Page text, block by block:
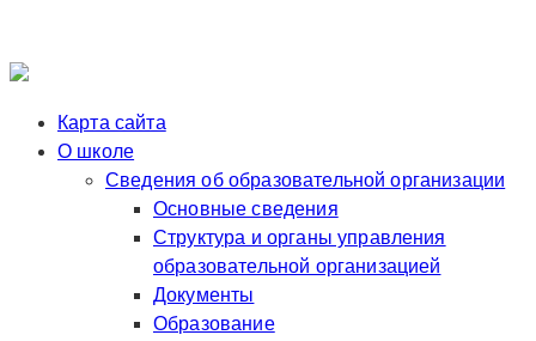
Карта сайта
О школе
Сведения об образовательной организации
Основные сведения
Структура и органы управления
образовательной организацией
Документы
Образование